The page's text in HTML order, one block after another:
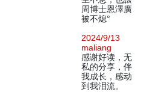
周博士恩澤廣
被不熄°
2024/9/13
maliang
感谢好读，无
私的分享，伴
我成长，感动
到我泪流。